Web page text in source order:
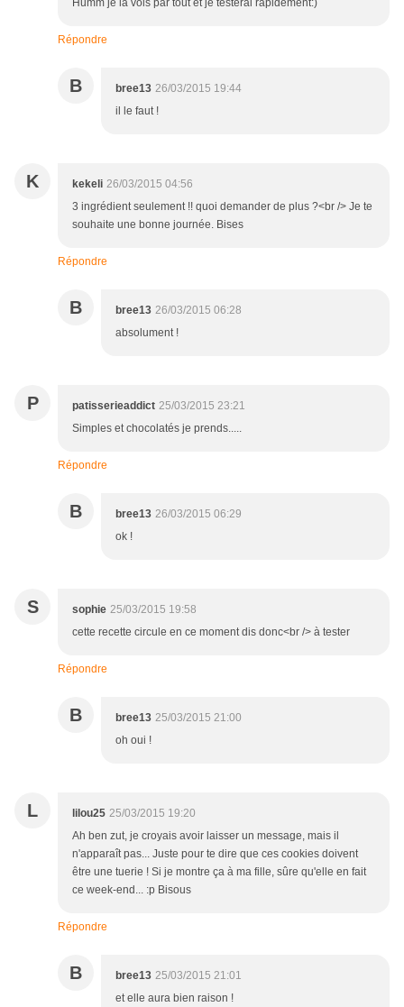
Humm je la vois par tout et je testerai rapidement:)
Répondre
B bree13 26/03/2015 19:44
il le faut !
K kekeli 26/03/2015 04:56
3 ingrédient seulement !! quoi demander de plus ?<br /> Je te
souhaite une bonne journée. Bises
Répondre
B bree13 26/03/2015 06:28
absolument !
P patisserieaddict 25/03/2015 23:21
Simples et chocolatés je prends.....
Répondre
B bree13 26/03/2015 06:29
ok !
S sophie 25/03/2015 19:58
cette recette circule en ce moment dis donc<br /> à tester
Répondre
B bree13 25/03/2015 21:00
oh oui !
L lilou25 25/03/2015 19:20
Ah ben zut, je croyais avoir laisser un message, mais il
n'apparaît pas... Juste pour te dire que ces cookies doivent
être une tuerie ! Si je montre ça à ma fille, sûre qu'elle en fait
ce week-end... :p Bisous
Répondre
B bree13 25/03/2015 21:01
et elle aura bien raison !